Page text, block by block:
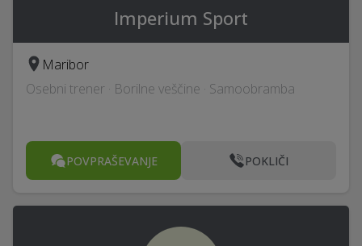
Imperium Sport
Maribor
Osebni trener · Borilne veščine · Samoobramba
POVPRAŠEVANJE POKLIČI